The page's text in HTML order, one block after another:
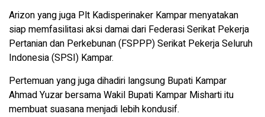
Arizon yang juga Plt Kadisperinaker Kampar menyatakan
siap memfasilitasi aksi damai dari Federasi Serikat Pekerja
Pertanian dan Perkebunan (FSPPP) Serikat Pekerja Seluruh
Indonesia (SPSI) Kampar.
Pertemuan yang juga dihadiri langsung Bupati Kampar
Ahmad Yuzar bersama Wakil Bupati Kampar Misharti itu
membuat suasana menjadi lebih kondusif.